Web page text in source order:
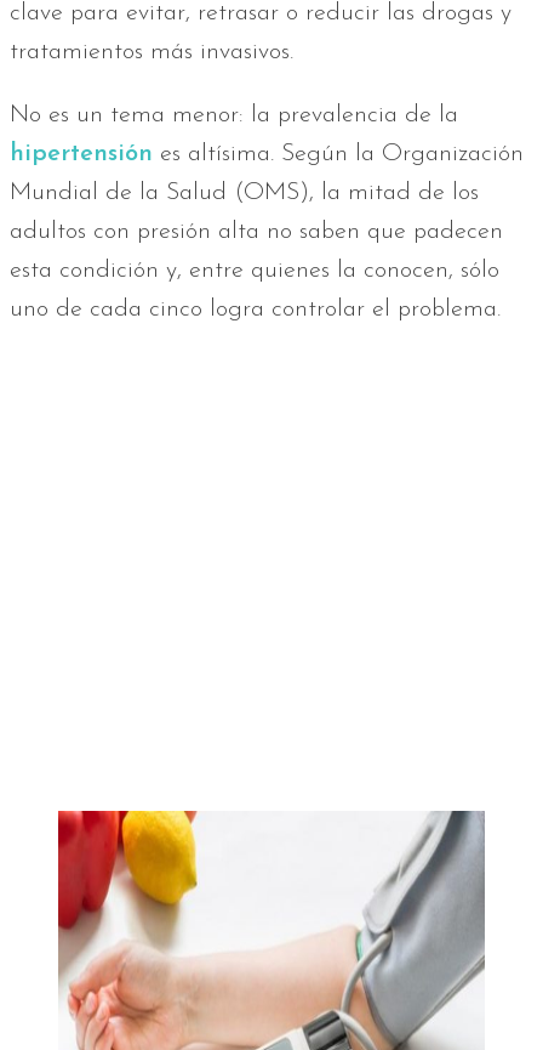
clave para evitar, retrasar o reducir las drogas y
tratamientos más invasivos.
No es un tema menor: la prevalencia de la
hipertensión es altísima. Según la Organización
Mundial de la Salud (OMS), la mitad de los
adultos con presión alta no saben que padecen
esta condición y, entre quienes la conocen, sólo
uno de cada cinco logra controlar el problema.